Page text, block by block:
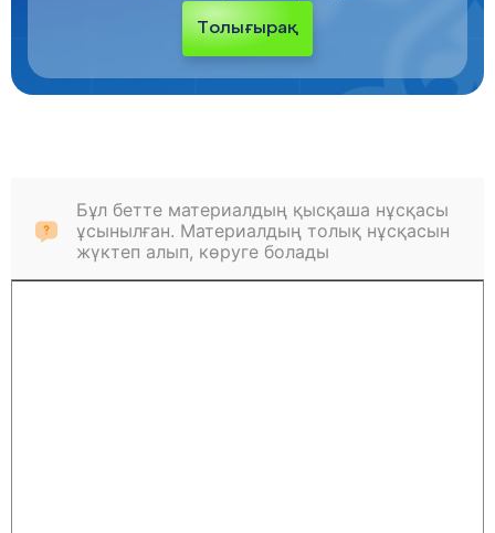
Толығырақ
Бұл бетте материалдың қысқаша нұсқасы
ұсынылған. Материалдың толық нұсқасын
жүктеп алып, көруге болады